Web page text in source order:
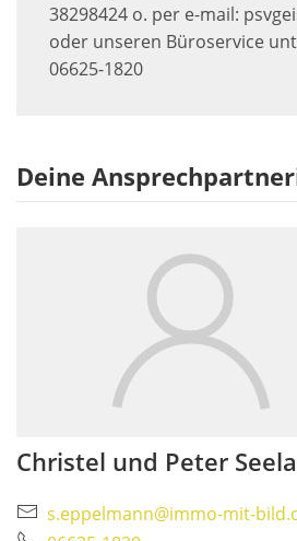
38298424 o. per e-mail:
oder unseren Büroservice
06625-1820
Deine
Christel und Peter
s.eppelmann@immo-mit-